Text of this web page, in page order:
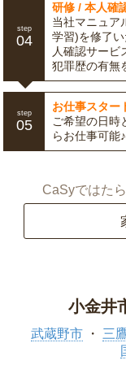
step
04
研修 / 本人確
当社マニュア
学習)を修了
人確認サービ
犯罪歴の有無
step
05
お仕事スター
ご希望の日時
らお仕事可能♪
CaSyではた
小金井
武蔵野市 三